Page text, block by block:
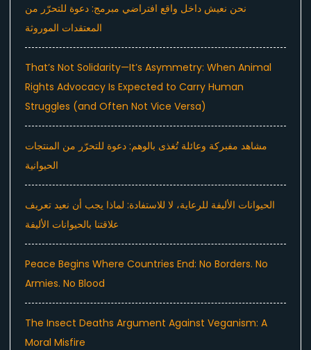
نحن نعيش داخل واقع افتراضي مبرمج: دعوة للتحرّر من
المعتقدات الموروثة
That’s Not Solidarity—It’s Asymmetry: When Animal
Rights Advocacy Is Expected to Carry Human
Struggles (and Often Not Vice Versa)
مشاهد مفبركة وعائلة تُغذى بالوهم: دعوة للتحرّر من المنتجات
الحيوانية
الحيوانات الأليفة للرعاية، لا للاستفادة: لماذا يجب أن نعيد تعريف
علاقتنا بالحيوانات الأليفة
Peace Begins Where Countries End: No Borders. No
Armies. No Blood
The Insect Deaths Argument Against Veganism: A
Moral Misfire